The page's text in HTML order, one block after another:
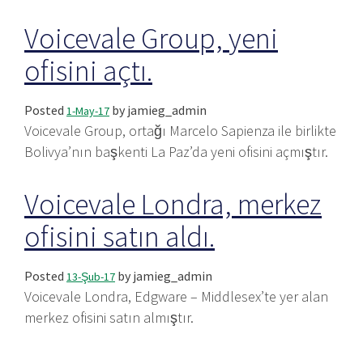
Voicevale Group, yeni
ofisini açtı.
Posted 1-May-17 by jamieg_admin
Voicevale Group, ortağı Marcelo Sapienza ile birlikte
Bolivya’nın başkenti La Paz’da yeni ofisini açmıştır.
Voicevale Londra, merkez
ofisini satın aldı.
Posted 13-Şub-17 by jamieg_admin
Voicevale Londra, Edgware – Middlesex’te yer alan
merkez ofisini satın almıştır.